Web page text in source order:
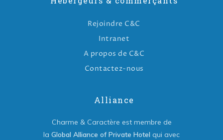
Rejoindre C&C
Intranet
A propos de C&C
Contactez-nous
Alliance
Charme & Caractère est membre de
la Global Alliance of Private Hotel qui avec